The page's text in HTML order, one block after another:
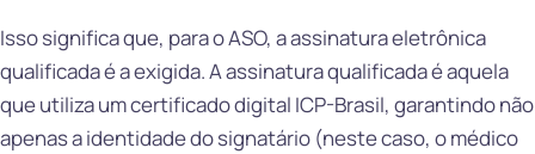
Isso significa que, para o ASO, a assinatura eletrônica
qualificada é a exigida. A assinatura qualificada é aquela
que utiliza um certificado digital ICP-Brasil, garantindo não
apenas a identidade do signatário (neste caso, o médico